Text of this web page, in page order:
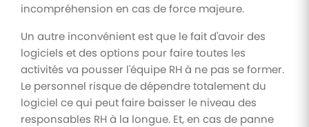
incompréhension en cas de force majeure.
Un autre inconvénient est que le fait d'avoir des
logiciels et des options pour faire toutes les
activités va pousser l'équipe RH à ne pas se former.
Le personnel risque de dépendre totalement du
logiciel ce qui peut faire baisser le niveau des
responsables RH à la longue. Et, en cas de panne